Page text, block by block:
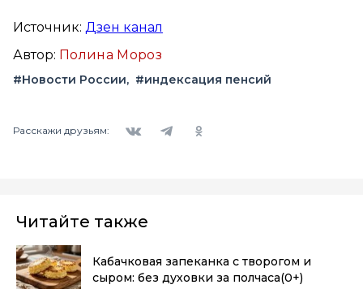
Источник: Дзен канал
Автор: Полина Мороз
#Новости России #индексация пенсий
Расскажи друзьям:
Читайте также
Кабачковая запеканка с творогом и
сыром: без духовки за полчаса(0+)